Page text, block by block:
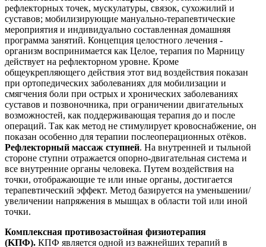
рефлекторных точек, мускулатуры, связок, сухожилий и
суставов; мобилизирующие мануально-терапевтические
мероприятия и индивидуально составленная домашняя
программа занятий. Концепция целостного лечения -
организм воспринимается как Целое, терапия по Марницу
действует на рефлекторном уровне. Кроме
общеукрепляющего действия этот вид воздействия показан
при ортопедических заболеваниях для мобилизации и
смягчения боли при острых и хронических заболеваниях
суставов и позвоночника, при ограничении двигательных
возможностей, как поддерживающая терапия до и после
операций. Так как метод не стимулирует кровоснабжение, он
показан особенно для терапии послеоперационных отёков.
Рефлекторный массаж ступней. На внутренней и тыльной
стороне ступни отражается опорно-двигательная система и
все внутренние органы человека. Путем воздействия на
точки, отображающие те или иные органы, достигается
терапевтический эффект. Метод базируется на уменьшении/
увеличении напряжения в мышцах в области той или иной
точки.
Комплексная противозастойная физиотерапия
(KПФ). КПФ является одной из важнейших терапий в